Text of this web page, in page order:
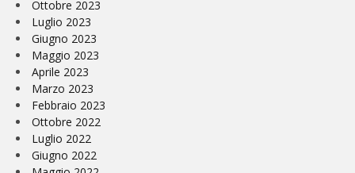
Ottobre 2023
Luglio 2023
Giugno 2023
Maggio 2023
Aprile 2023
Marzo 2023
Febbraio 2023
Ottobre 2022
Luglio 2022
Giugno 2022